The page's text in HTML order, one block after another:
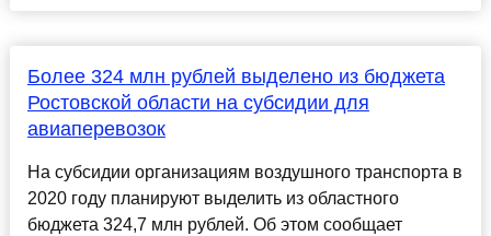
Более 324 млн рублей выделено из бюджета
Ростовской области на субсидии для
авиаперевозок
На субсидии организациям воздушного транспорта в
2020 году планируют выделить из областного
бюджета 324,7 млн рублей. Об этом сообщает